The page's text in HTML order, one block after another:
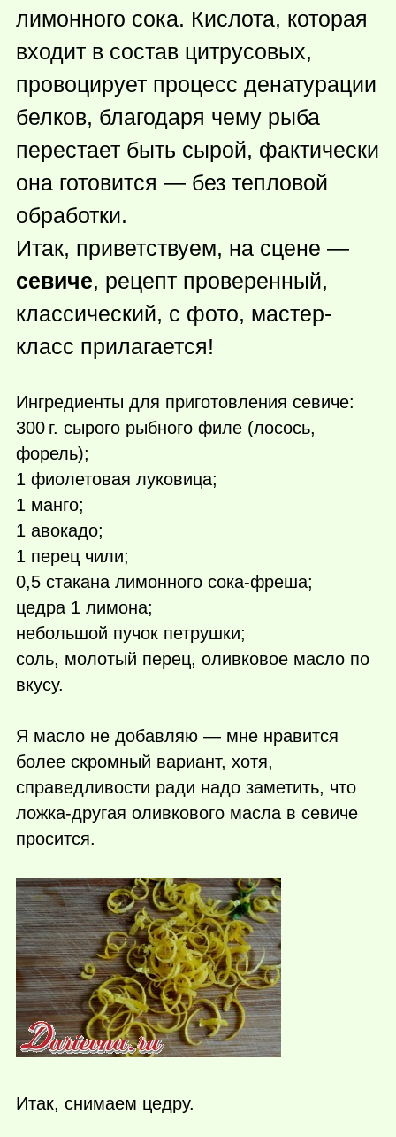
лимонного сока. Кислота, которая
входит в состав цитрусовых,
провоцирует процесс денатурации
белков, благодаря чему рыба
перестает быть сырой, фактически
она готовится — без тепловой
обработки.
Итак, приветствуем, на сцене —
севиче, рецепт проверенный,
классический, с фото, мастер-
класс прилагается!
Ингредиенты для приготовления севиче:
300 г. сырого рыбного филе (лосось,
форель);
1 фиолетовая луковица;
1 манго;
1 авокадо;
1 перец чили;
0,5 стакана лимонного сока-фреша;
цедра 1 лимона;
небольшой пучок петрушки;
соль, молотый перец, оливковое масло по
вкусу.
Я масло не добавляю — мне нравится
более скромный вариант, хотя,
справедливости ради надо заметить, что
ложка-другая оливкового масла в севиче
просится.
Итак, снимаем цедру.